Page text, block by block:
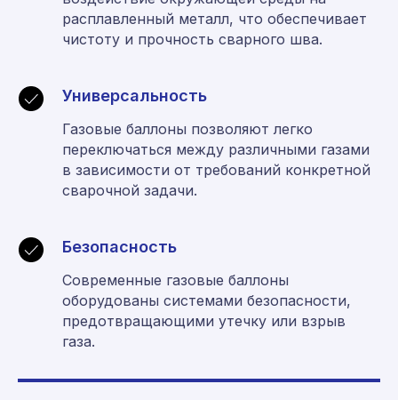
расплавленный металл, что обеспечивает
чистоту и прочность сварного шва.
Универсальность
Газовые баллоны позволяют легко
переключаться между различными газами
в зависимости от требований конкретной
сварочной задачи.
Безопасность
Современные газовые баллоны
оборудованы системами безопасности,
предотвращающими утечку или взрыв
газа.